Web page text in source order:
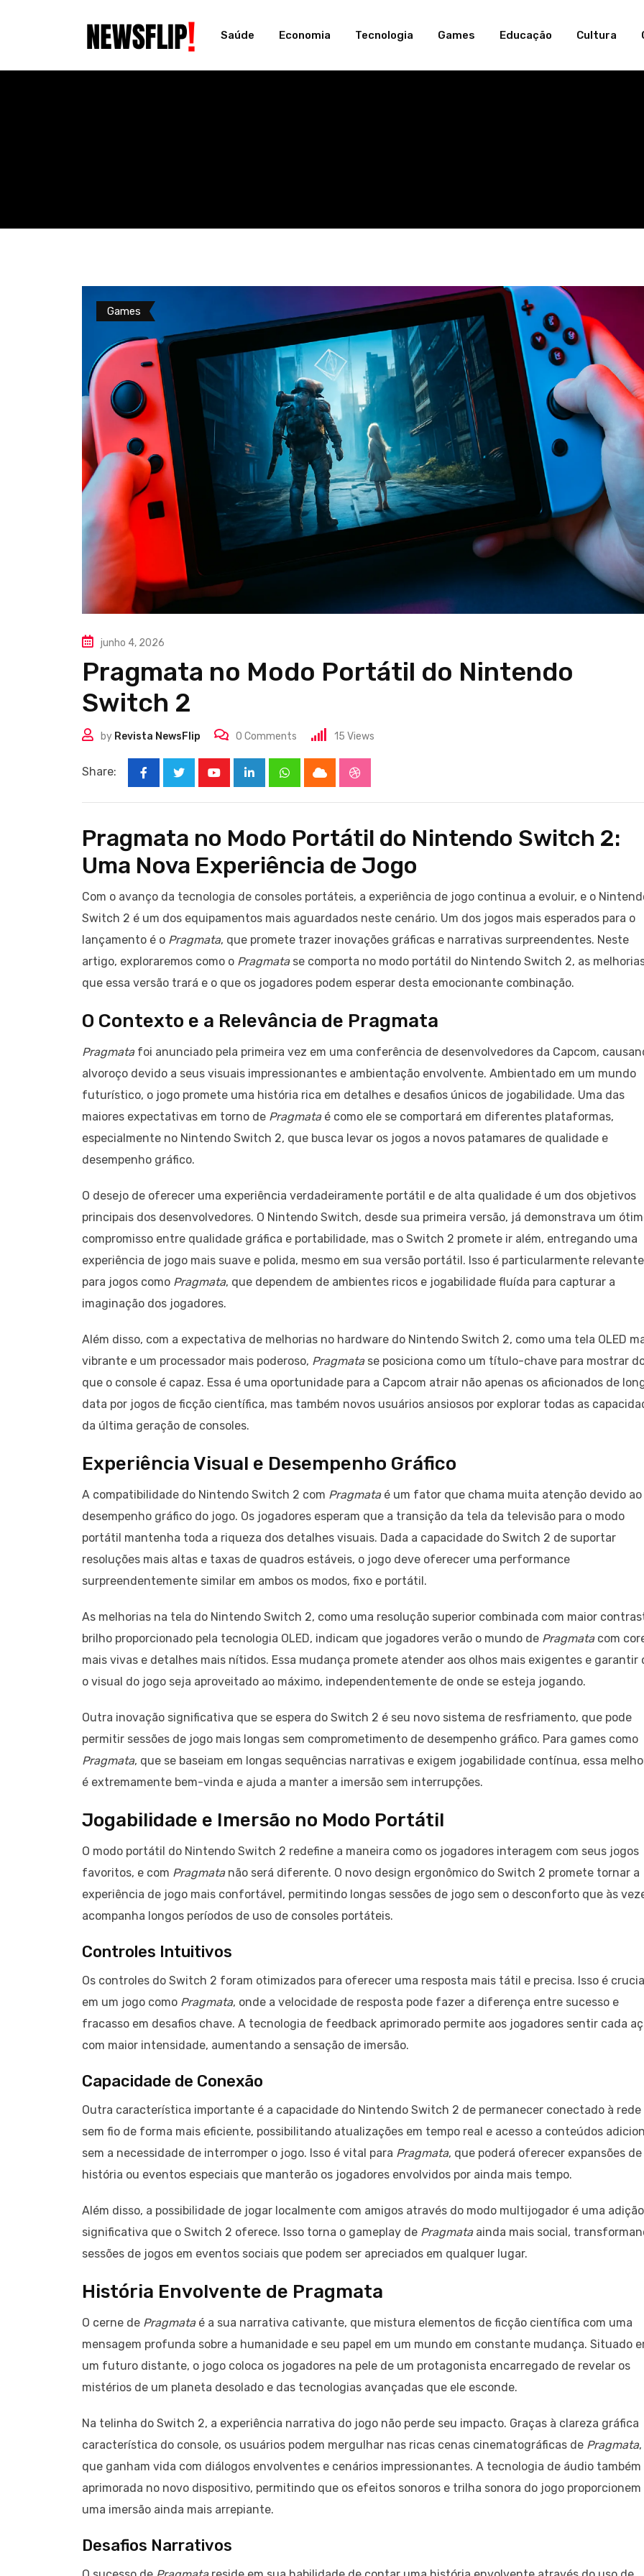
Saúde Economia Tecnologia Games Educação Cultura
Games
junho 4, 2026
Pragmata no Modo Portátil do Nintendo
Switch 2
by Revista NewsFlip 0 Comments 15 Views
Share:
LinkedInWhatsappCloud StumbleUpon
Pragmata no Modo Portátil do Nintendo Switch 2:
Uma Nova Experiência de Jogo
Com o avanço da tecnologia de consoles portáteis, a experiência de jogo continua a evoluir, e o
Switch 2 é um dos equipamentos mais aguardados neste cenário. Um dos jogos mais esperados para o
lançamento é o Pragmata, que promete trazer inovações gráficas e narrativas surpreendentes. Neste
artigo, exploraremos como o Pragmatase comporta no modo portátil do Nintendo Switch 2, as
que essa versão trará e o que os jogadores podem esperar desta emocionante combinação.
O Contexto e a Relevância de Pragmata
Pragmatafoi anunciado pela primeira vez em uma conferência de desenvolvedores da Capcom,
alvoroço devido a seus visuais impressionantes e ambientação envolvente. Ambientado em um mundo
futurístico, o jogo promete uma história rica em detalhes e desafios únicos de jogabilidade. Uma das
maiores expectativas em torno de Pragmataé como ele se comportará em diferentes plataformas,
especialmente no Nintendo Switch 2, que busca levar os jogos a novos patamares de qualidade e
desempenho gráfico.
O desejo de oferecer uma experiência verdadeiramente portátil e de alta qualidade é um dos objetivos
principais dos desenvolvedores. O Nintendo Switch, desde sua primeira versão, já demonstrava um
compromisso entre qualidade gráfica e portabilidade, mas o Switch 2 promete ir além, entregando uma
experiência de jogo mais suave e polida, mesmo em sua versão portátil. Isso é particularmente relevante
para jogos como Pragmata, que dependem de ambientes ricos e jogabilidade fluída para capturar a
imaginação dos jogadores.
Além disso, com a expectativa de melhorias no hardware do Nintendo Switch 2, como uma tela OLED
vibrante e um processador mais poderoso, Pragmatase posiciona como um título-chave para mostrar
que o console é capaz. Essa é uma oportunidade para a Capcom atrair não apenas os aficionados de
data por jogos de ficção científica, mas também novos usuários ansiosos por explorar todas as
da última geração de consoles.
Experiência Visual e Desempenho Gráfico
A compatibilidade do Nintendo Switch 2 com Pragmataé um fator que chama muita atenção devido ao
desempenho gráfico do jogo. Os jogadores esperam que a transição da tela da televisão para o modo
portátil mantenha toda a riqueza dos detalhes visuais. Dada a capacidade do Switch 2 de suportar
resoluções mais altas e taxas de quadros estáveis, o jogo deve oferecer uma performance
surpreendentemente similar em ambos os modos, fixo e portátil.
As melhorias na tela do Nintendo Switch 2, como uma resolução superior combinada com maior
brilho proporcionado pela tecnologia OLED, indicam que jogadores verão o mundo de Pragmatacom
mais vivas e detalhes mais nítidos. Essa mudança promete atender aos olhos mais exigentes e garantir
o visual do jogo seja aproveitado ao máximo, independentemente de onde se esteja jogando.
Outra inovação significativa que se espera do Switch 2 é seu novo sistema de resfriamento, que pode
permitir sessões de jogo mais longas sem comprometimento de desempenho gráfico. Para games como
Pragmata, que se baseiam em longas sequências narrativas e exigem jogabilidade contínua, essa
é extremamente bem-vinda e ajuda a manter a imersão sem interrupções.
Jogabilidade e Imersão no Modo Portátil
O modo portátil do Nintendo Switch 2 redefine a maneira como os jogadores interagem com seus jogos
favoritos, e com Pragmatanão será diferente. O novo design ergonômico do Switch 2 promete tornar a
experiência de jogo mais confortável, permitindo longas sessões de jogo sem o desconforto que às
acompanha longos períodos de uso de consoles portáteis.
Controles Intuitivos
Os controles do Switch 2 foram otimizados para oferecer uma resposta mais tátil e precisa. Isso é crucial
em um jogo como Pragmata, onde a velocidade de resposta pode fazer a diferença entre sucesso e
fracasso em desafios chave. A tecnologia de feedback aprimorado permite aos jogadores sentir cada
com maior intensidade, aumentando a sensação de imersão.
Capacidade de Conexão
Outra característica importante é a capacidade do Nintendo Switch 2 de permanecer conectado à rede
sem fio de forma mais eficiente, possibilitando atualizações em tempo real e acesso a conteúdos
sem a necessidade de interromper o jogo. Isso é vital para Pragmata, que poderá oferecer expansões de
história ou eventos especiais que manterão os jogadores envolvidos por ainda mais tempo.
Além disso, a possibilidade de jogar localmente com amigos através do modo multijogador é uma adição
significativa que o Switch 2 oferece. Isso torna o gameplay de Pragmataainda mais social,
sessões de jogos em eventos sociais que podem ser apreciados em qualquer lugar.
História Envolvente de Pragmata
O cerne de Pragmataé a sua narrativa cativante, que mistura elementos de ficção científica com uma
mensagem profunda sobre a humanidade e seu papel em um mundo em constante mudança. Situado
um futuro distante, o jogo coloca os jogadores na pele de um protagonista encarregado de revelar os
mistérios de um planeta desolado e das tecnologias avançadas que ele esconde.
Na telinha do Switch 2, a experiência narrativa do jogo não perde seu impacto. Graças à clareza gráfica
característica do console, os usuários podem mergulhar nas ricas cenas cinematográficas de Pragmata,
que ganham vida com diálogos envolventes e cenários impressionantes. A tecnologia de áudio
aprimorada no novo dispositivo, permitindo que os efeitos sonoros e trilha sonora do jogo proporcionem
uma imersão ainda mais arrepiante.
Desafios Narrativos